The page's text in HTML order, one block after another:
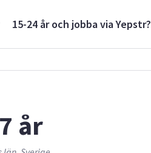
15-24 år och jobba via Yepstr?
år